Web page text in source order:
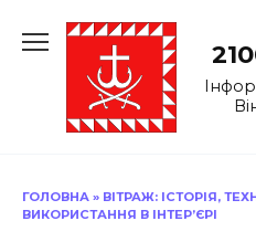
до
ГОЛОВНА » ВІТРАЖ: ІСТОРІЯ,
ВИКОРИСТАННЯ В ІНТЕР’ЄРІ